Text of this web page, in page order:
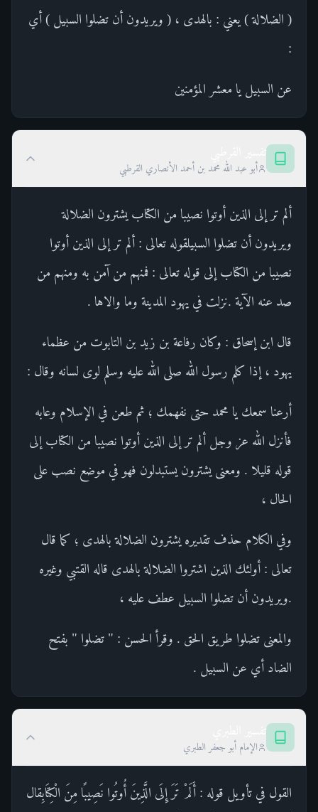
( الضلالة ) يعني : بالهدى ، ( ويريدون أن تضلوا السبيل ) أي
:
عن السبيل يا معشر المؤمنين
أبو عبد الله محمد بن أحمد الأنصاري القرطبي
ألم تر إلى الذين أوتوا نصيبا من الكتاب يشترون الضلالة
ويريدون أن تضلوا السبيلقوله تعالى : ألم تر إلى الذين أوتوا
نصيبا من الكتاب إلى قوله تعالى : فمنهم من آمن به ومنهم من
صد عنه الآية .نزلت في يهود المدينة وما والاها .
قال ابن إسحاق : وكان رفاعة بن زيد بن التابوت من عظماء
يهود ، إذا كلم رسول الله صلى الله عليه وسلم لوى لسانه وقال :
أرعنا سمعك يا محمد حتى نفهمك ؛ ثم طعن في الإسلام وعابه
فأنزل الله عز وجل ألم تر إلى الذين أوتوا نصيبا من الكتاب إلى
قوله قليلا . ومعنى يشترون يستبدلون فهو في موضع نصب على
الحال ،
وفي الكلام حذف تقديره يشترون الضلالة بالهدى ؛ كما قال
تعالى : أولئك الذين اشتروا الضلالة بالهدى قاله القتبي وغيره
.ويريدون أن تضلوا السبيل عطف عليه ،
والمعنى تضلوا طريق الحق . وقرأ الحسن : " تضلوا " بفتح
الضاد أي عن السبيل .
الإمام أبو جعفر الطبري
القول في تأويل قوله : أَلَمْ تَرَ إِلَى الَّذِينَ أُوتُوا نَصِيبًا مِنَ الْكِتَابِقال